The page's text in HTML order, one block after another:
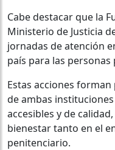
Cabe destacar que la
Ministerio de Justicia
jornadas de atención
país para las
Estas acciones
de ambas
accesibles y de
bienestar tanto en el
penitenciario.